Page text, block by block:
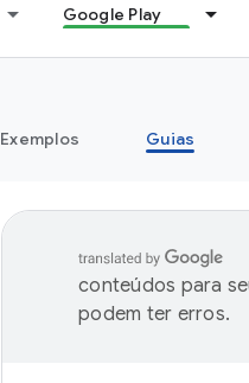
Google Play
Exemplos Guias
conteúdos para
podem ter erros.